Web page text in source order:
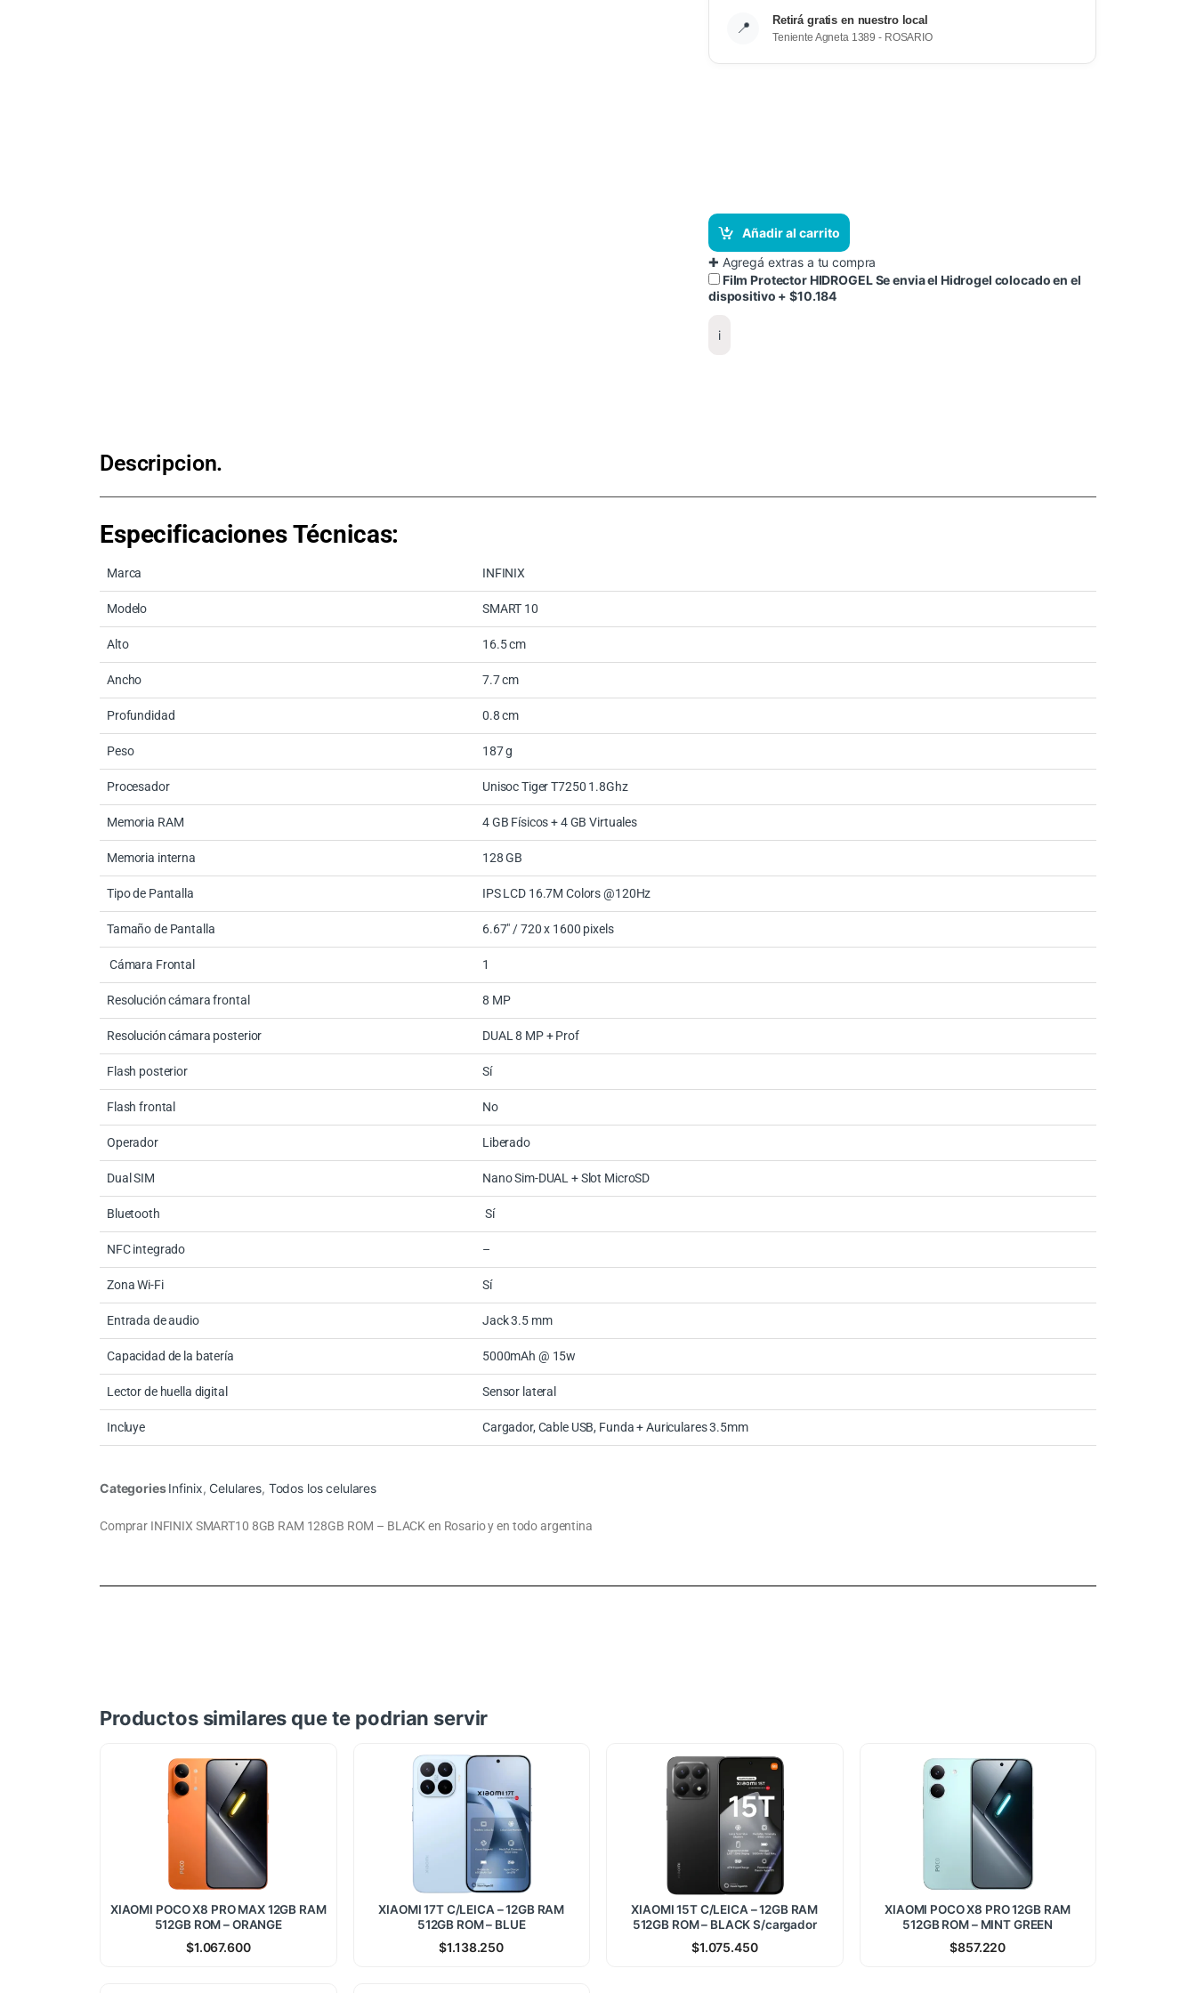
📍 Retirá gratis en nuestro local
Teniente Agneta 1389 - ROSARIO
Añadir al carrito
✚ Agregá extras a tu compra
Film Protector HIDROGELSe envia el Hidrogel colocado en el
dispositivo +$10.184
i
Descripcion.
Especificaciones Técnicas:
Marca INFINIX
Modelo SMART 10
Alto 16.5 cm
Ancho 7.7 cm
Profundidad 0.8 cm
Peso 187 g
Procesador Unisoc Tiger T7250 1.8Ghz
Memoria RAM 4 GB Físicos + 4 GB Virtuales
Memoria interna 128 GB
Tipo de Pantalla IPS LCD 16.7M Colors @120Hz
Tamaño de Pantalla 6.67″ / 720 x 1600 pixels
Cámara Frontal 1
Resolución cámara frontal 8 MP
Resolución cámara posterior DUAL 8 MP + Prof
Flash posterior Sí
Flash frontal No
Operador Liberado
Dual SIM Nano Sim-DUAL + Slot MicroSD
Bluetooth Sí
NFC integrado –
Zona Wi-Fi Sí
Entrada de audio Jack 3.5 mm
Capacidad de la batería 5000mAh @ 15w
Lector de huella digital Sensor lateral
Incluye Cargador, Cable USB, Funda + Auriculares 3.5mm
CategoriesInfinix, Celulares, Todos los celulares
Comprar INFINIX SMART10 8GB RAM 128GB ROM – BLACK en Rosario y en todo argentina
Productos similares que te podrian servir
XIAOMI POCO X8 PRO MAX 12GB RAM
512GB ROM – ORANGE
$1.067.600
XIAOMI 17T C/LEICA – 12GB RAM
512GB ROM – BLUE
$1.138.250
XIAOMI 15T C/LEICA – 12GB RAM
512GB ROM – BLACK S/cargador
$1.075.450
XIAOMI POCO X8 PRO 12GB RAM
512GB ROM – MINT GREEN
$857.220